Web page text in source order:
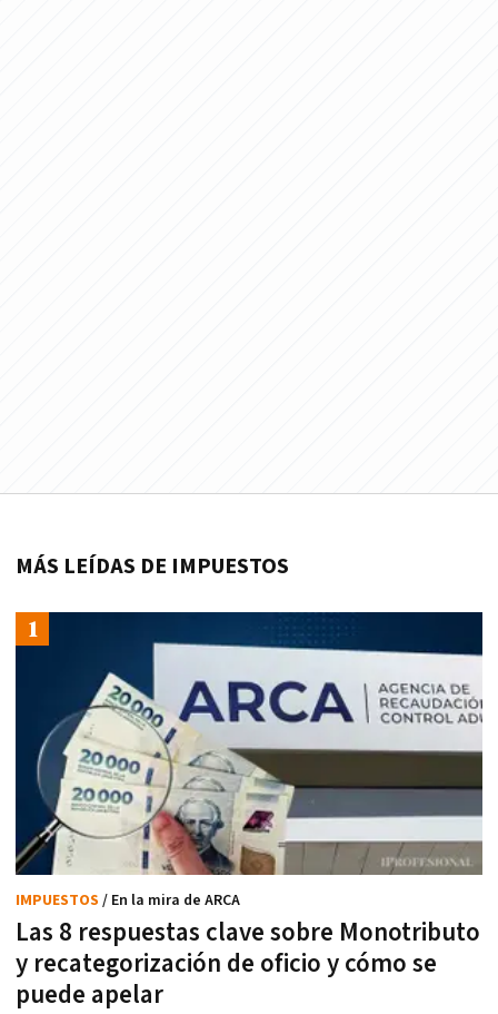
MÁS LEÍDAS DE IMPUESTOS
Las 8 respuestas clave sobre Monotributo
y recategorización de oficio y cómo se
puede apelar
IMPUESTOS / En la mira de ARCA